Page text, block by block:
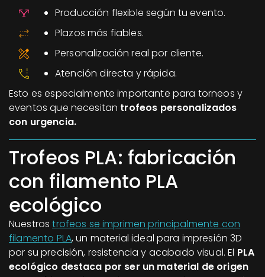
Producción flexible según tu evento.
Plazos más fiables.
Personalización real por cliente.
Atención directa y rápida.
Esto es especialmente importante para torneos y
eventos que necesitan trofeos personalizados
con urgencia.
Trofeos PLA: fabricación
con filamento PLA
ecológico
Nuestrostrofeos se imprimen principalmente con
filamento PLA, un material ideal para impresión 3D
por su precisión, resistencia y acabado visual. El PLA
ecológico destaca por ser un material de origen